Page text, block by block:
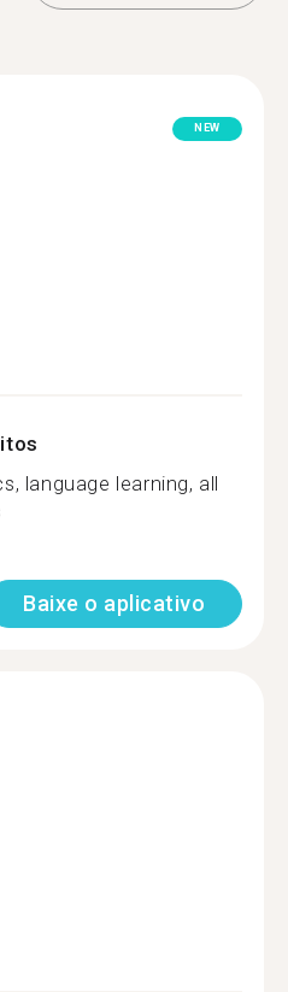
NEW
language learning, all
Baixe o aplicativo